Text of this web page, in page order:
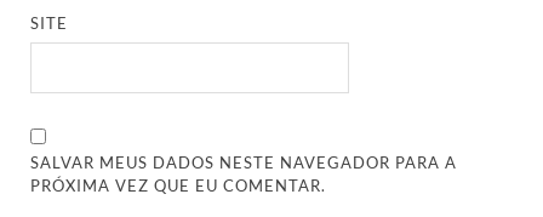
SITE
SALVAR MEUS DADOS NESTE NAVEGADOR PARA A
PRÓXIMA VEZ QUE EU COMENTAR.